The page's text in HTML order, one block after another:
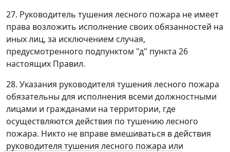
27. Руководитель тушения лесного пожара не имеет
права возложить исполнение своих обязанностей на
иных лиц, за исключением случая,
предусмотренного подпунктом "д" пункта 26
настоящих Правил.
28. Указания руководителя тушения лесного пожара
обязательны для исполнения всеми должностными
лицами и гражданами на территории, где
осуществляются действия по тушению лесного
пожара. Никто не вправе вмешиваться в действия
руководителя тушения лесного пожара или